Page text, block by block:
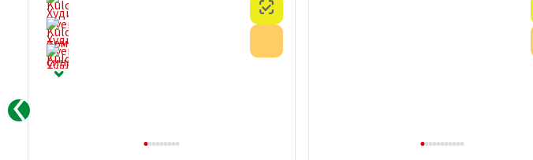
Честный знак